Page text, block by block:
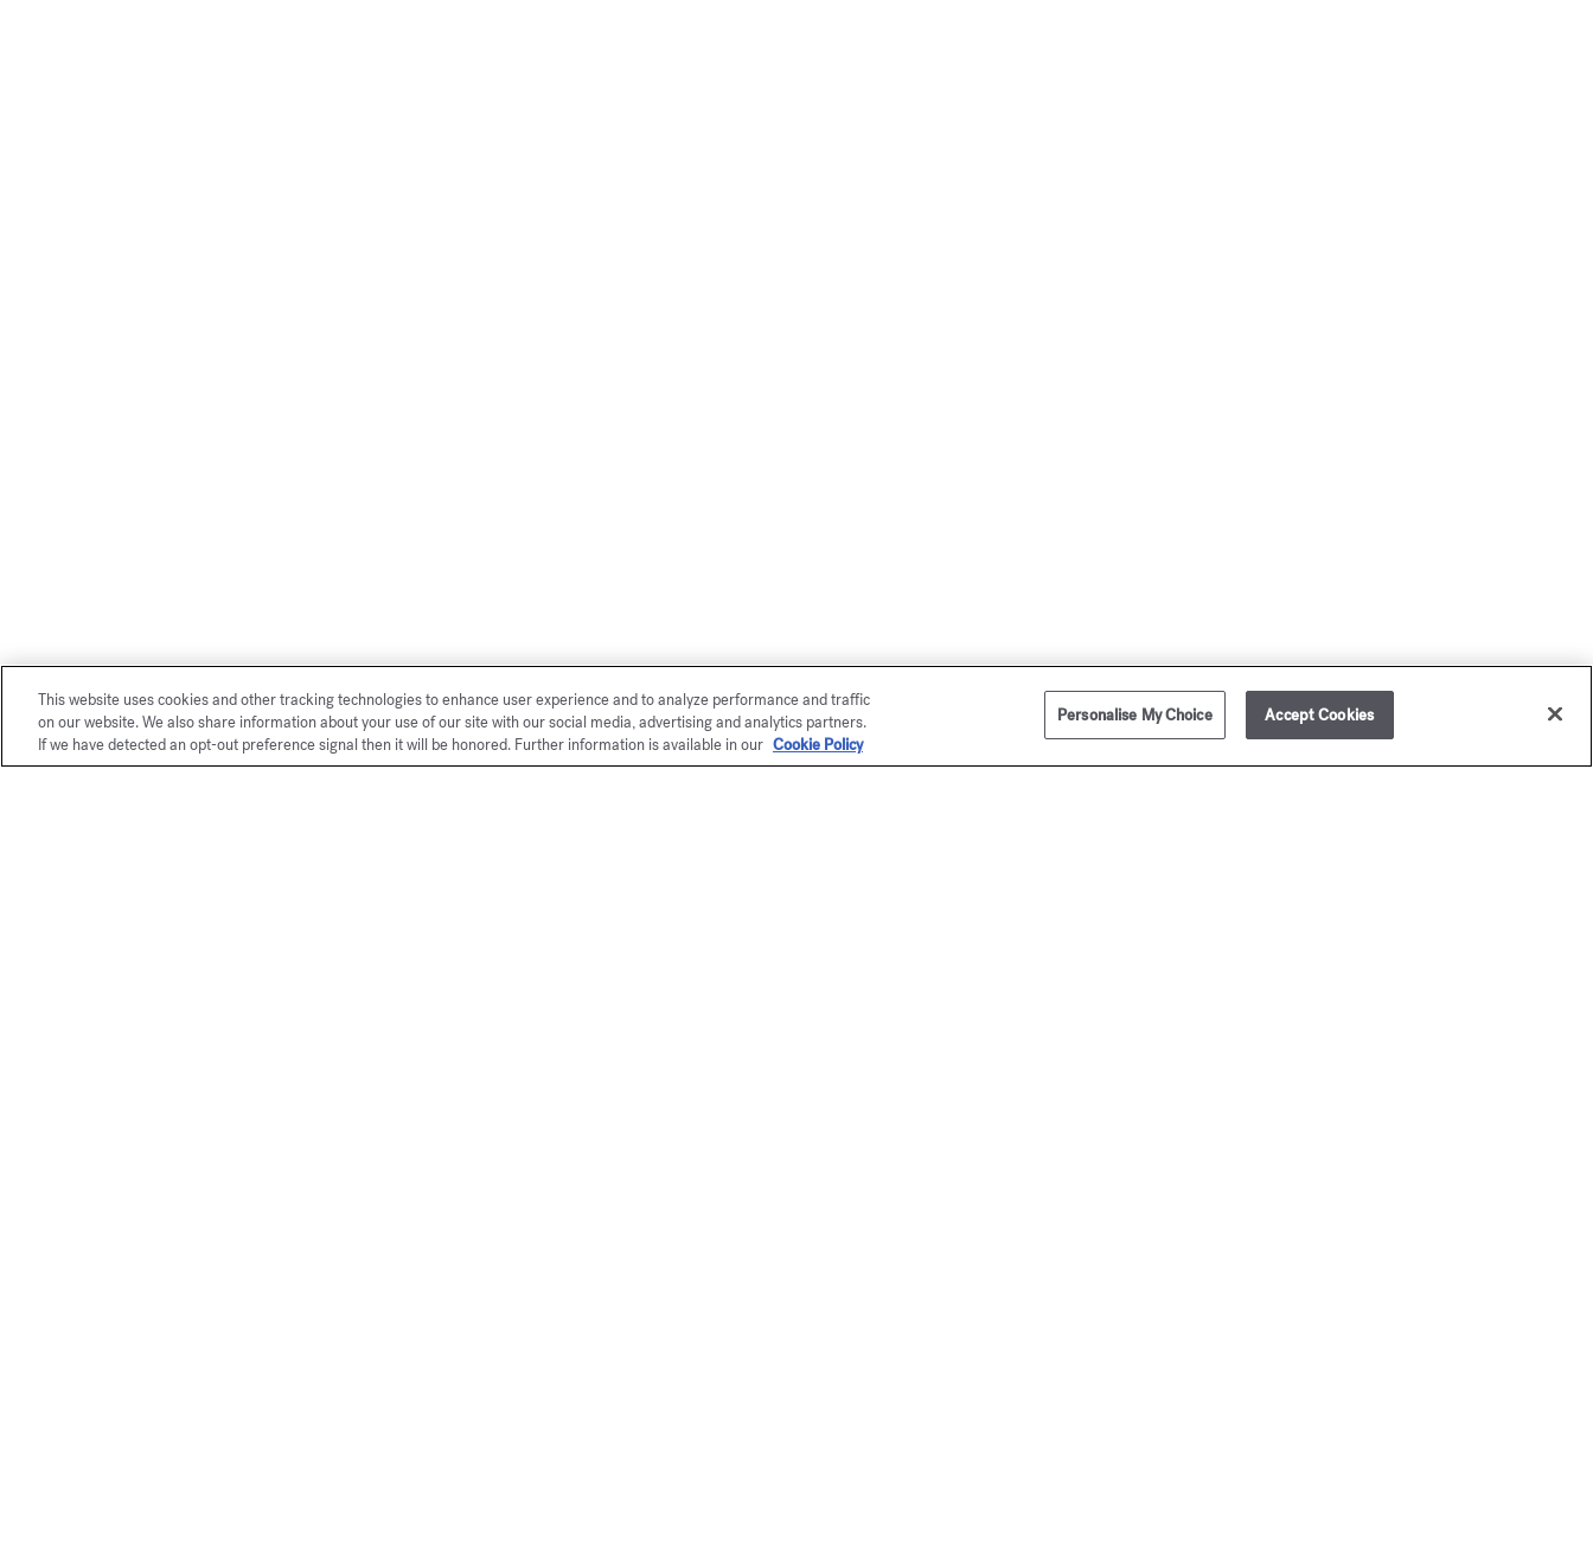
This website uses cookies and other tracking technologies to enhance user experience and to analyze performance and traffic
on our website. We also share information about your use of our site with our social media, advertising and analytics partners.
If we have detected an opt-out preference signal then it will be honored. Further information is available in our Cookie Policy
Personalise My Choice Accept Cookies